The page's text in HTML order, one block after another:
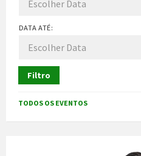
DATA ATÉ:
Filtro
TODOS OS EVENTOS